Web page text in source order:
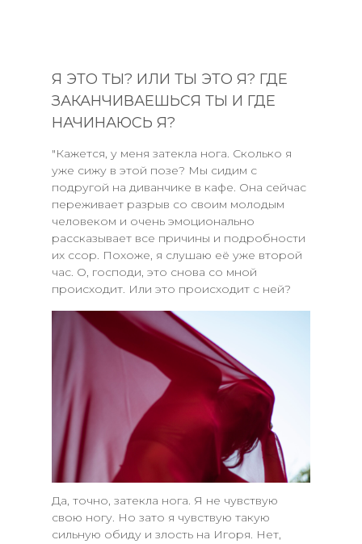
Я ЭТО ТЫ? ИЛИ ТЫ ЭТО Я? ГДЕ
ЗАКАНЧИВАЕШЬСЯ ТЫ И ГДЕ
НАЧИНАЮСЬ Я?
Да, точно, затекла нога. Я не чувствую
свою ногу. Но зато я чувствую такую
сильную обиду и злость на Игоря. Нет,
"Кажется, у меня затекла нога. Сколько я
уже сижу в этой позе? Мы сидим с
подругой на диванчике в кафе. Она сейчас
переживает разрыв со своим молодым
человеком и очень эмоционально
рассказывает все причины и подробности
их ссор. Похоже, я слушаю её уже второй
час. О, господи, это снова со мной
происходит. Или это происходит с ней?